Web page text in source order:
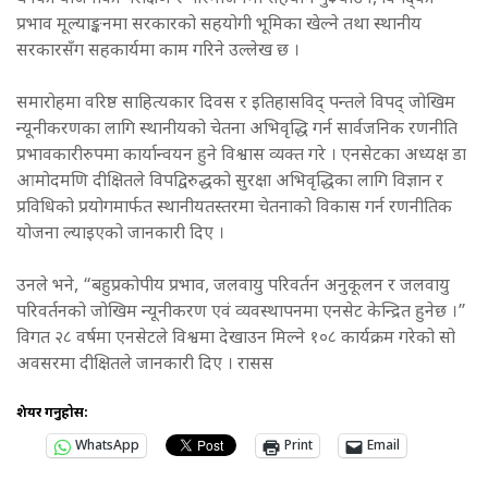
प्रभाव मूल्याङ्कनमा सरकारको सहयोगी भूमिका खेल्ने तथा स्थानीय
सरकारसँग सहकार्यमा काम गरिने उल्लेख छ ।
समारोहमा वरिष्ठ साहित्यकार दिवस र इतिहासविद् पन्तले विपद् जोखिम
न्यूनीकरणका लागि स्थानीयको चेतना अभिवृद्धि गर्न सार्वजनिक रणनीति
प्रभावकारीरुपमा कार्यान्वयन हुने विश्वास व्यक्त गरे । एनसेटका अध्यक्ष डा
आमोदमणि दीक्षितले विपद्विरुद्धको सुरक्षा अभिवृद्धिका लागि विज्ञान र
प्रविधिको प्रयोगमार्फत स्थानीयतस्तरमा चेतनाको विकास गर्न रणनीतिक
योजना ल्याइएको जानकारी दिए ।
उनले भने, “बहुप्रकोपीय प्रभाव, जलवायु परिवर्तन अनुकूलन र जलवायु
परिवर्तनको जोखिम न्यूनीकरण एवं व्यवस्थापनमा एनसेट केन्द्रित हुनेछ ।”
विगत २८ वर्षमा एनसेटले विश्वमा देखाउन मिल्ने १०८ कार्यक्रम गरेको सो
अवसरमा दीक्षितले जानकारी दिए । रासस
शेयर गर्नुहोस:
WhatsApp
Print Email